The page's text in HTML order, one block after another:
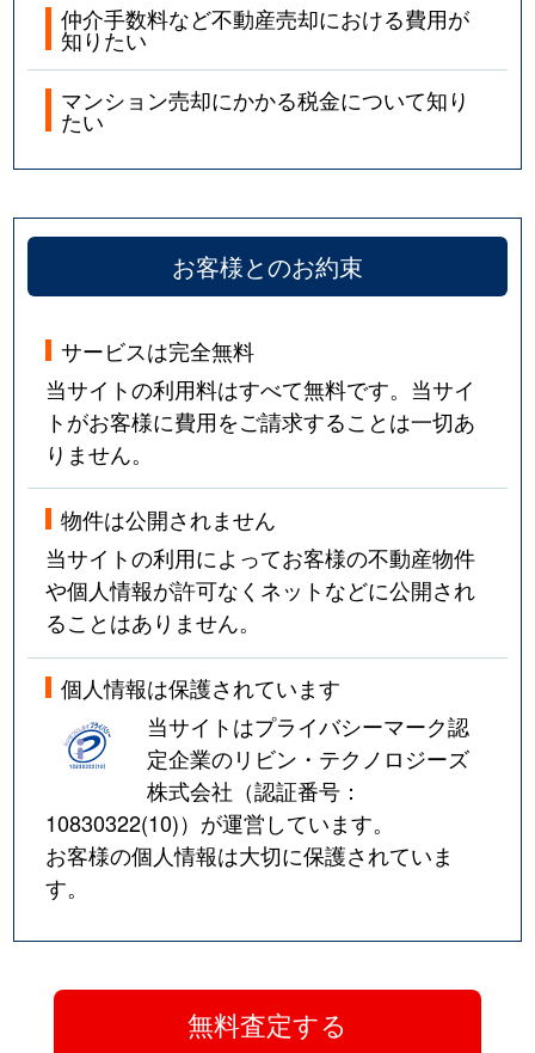
仲介手数料など不動産売却における費用が
知りたい
マンション売却にかかる税金について知り
たい
お客様とのお約束
サービスは完全無料
当サイトの利用料はすべて無料です。当サイ
トがお客様に費用をご請求することは一切あ
りません。
物件は公開されません
当サイトの利用によってお客様の不動産物件
や個人情報が許可なくネットなどに公開され
ることはありません。
個人情報は保護されています
当サイトはプライバシーマーク認
定企業のリビン・テクノロジーズ
株式会社（認証番号：
10830322(10)）が運営しています。
お客様の個人情報は大切に保護されていま
す。